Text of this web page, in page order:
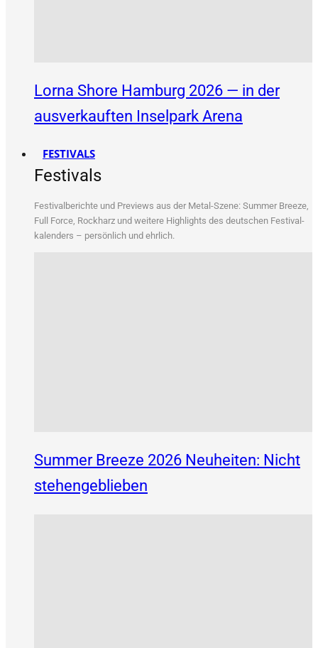
Lorna Shore Hamburg 2026 — in der
ausverkauften Inselpark Arena
FESTIVALS
Festivals
Fes­ti­val­be­rich­te und Pre­views aus der Metal-Sze­ne: Sum­mer Bree­ze,
Full Force, Rock­harz und wei­te­re High­lights des deut­schen Fes­ti­val­
ka­len­ders – per­sön­lich und ehrlich.
Summer Breeze 2026 Neuheiten: Nicht
stehengeblieben